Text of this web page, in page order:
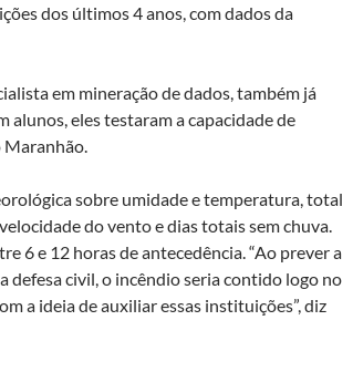
dos últimos 4 anos, com dados da
em mineração de dados, também já
alunos, eles testaram a capacidade de
Maranhão.
sobre umidade e temperatura, total
do vento e dias totais sem chuva.
6 e 12 horas de antecedência. “Ao prever a
defesa civil, o incêndio seria contido logo no
a ideia de auxiliar essas instituições”, diz